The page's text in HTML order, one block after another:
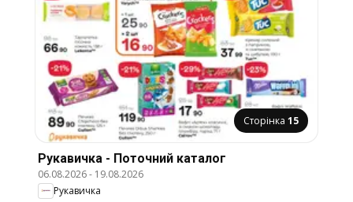
Сторінка 15
Рукавичка - Поточний каталог
06.08.2026- 19.08.2026
Рукавичка